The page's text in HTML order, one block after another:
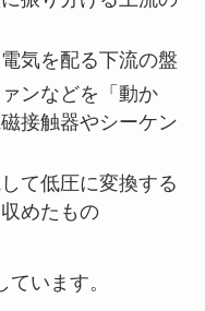
気を配る下流の盤
ンなどを「動か
接触器やシーケン
て低圧に変換する
めたもの
います。